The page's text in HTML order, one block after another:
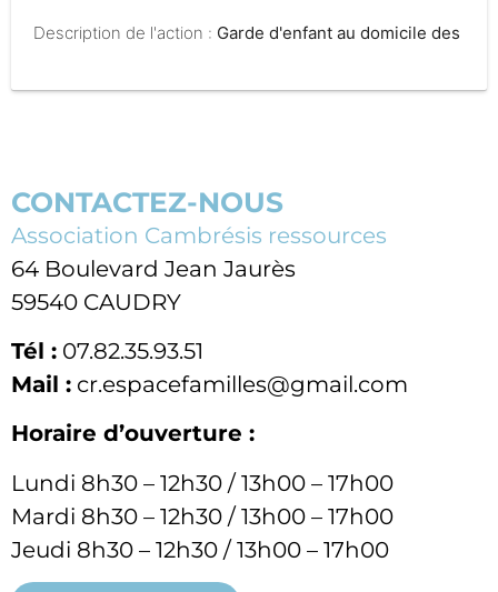
Description de l'action : Garde d'enfant au domicile des
CONTACTEZ-NOUS
Association Cambrésis ressources
64 Boulevard Jean Jaurès
59540 CAUDRY
Tél : 07.82.35.93.51
Mail : cr.espacefamilles@gmail.com
Horaire d’ouverture :
Lundi 8h30 – 12h30 / 13h00 – 17h00
Mardi 8h30 – 12h30 / 13h00 – 17h00
Jeudi 8h30 – 12h30 / 13h00 – 17h00